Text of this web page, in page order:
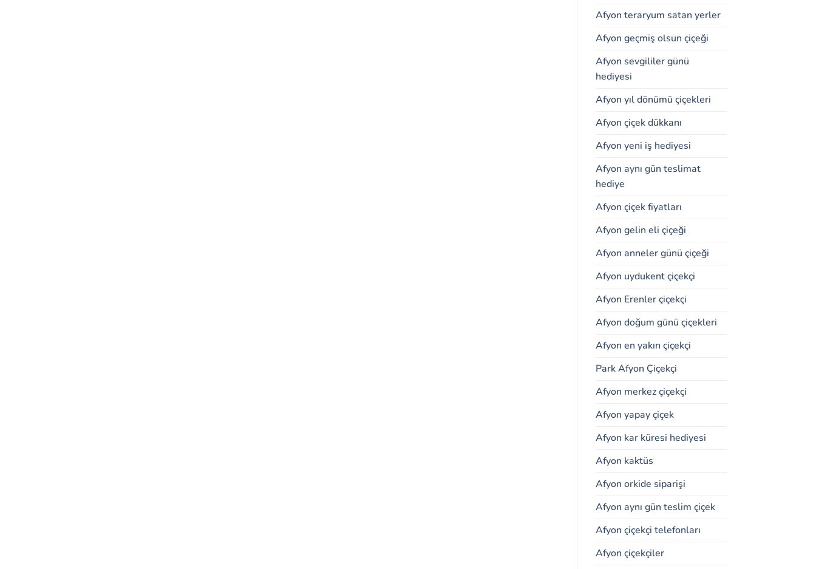
Afyon teraryum satan yerler
Afyon geçmiş olsun çiçeği
Afyon sevgililer günü
hediyesi
Afyon yıl dönümü çiçekleri
Afyon çiçek dükkanı
Afyon yeni iş hediyesi
Afyon aynı gün teslimat
hediye
Afyon çiçek fiyatları
Afyon gelin eli çiçeği
Afyon anneler günü çiçeği
Afyon uydukent çiçekçi
Afyon Erenler çiçekçi
Afyon doğum günü çiçekleri
Afyon en yakın çiçekçi
Park Afyon Çiçekçi
Afyon merkez çiçekçi
Afyon yapay çiçek
Afyon kar küresi hediyesi
Afyon kaktüs
Afyon orkide siparişi
Afyon aynı gün teslim çiçek
Afyon çiçekçi telefonları
Afyon çiçekçiler